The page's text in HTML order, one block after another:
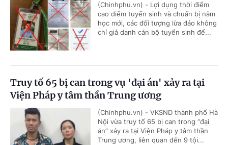
(Chinhphu.vn) - Lợi dụng thời điểm
cao điểm tuyển sinh và chuẩn bị năm
học mới, các đối tượng lừa đảo không
chỉ giả danh cán bộ tuyển sinh để...
Truy tố 65 bị can trong vụ 'đại án' xảy ra tại
Viện Pháp y tâm thần Trung ương
(Chinhphu.vn) - VKSND thành phố Hà
Nội vừa truy tố 65 bị can trong “đại
án” xảy ra tại Viện Pháp y tâm thần
Trung ương, liên quan đến 9 tội...